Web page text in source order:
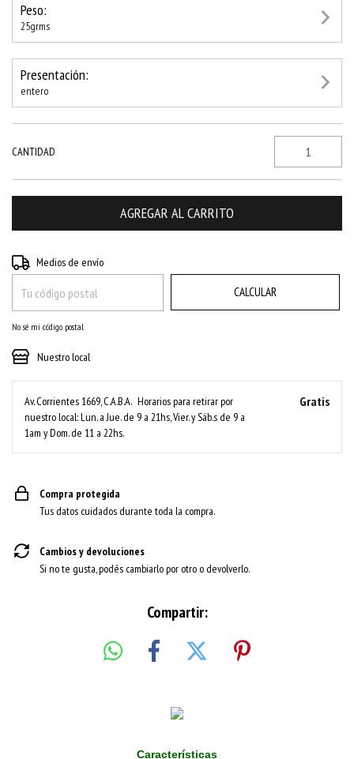
Peso:
25grms
Presentación:
entero
CANTIDAD
Entregas para el CP:
Medios de envío
CALCULAR
No sé mi código postal
Nuestro local
Av. Corrientes 1669, C.A.B.A. Horarios para retirar por
nuestro local: Lun. a Jue. de 9 a 21hs, Vier. y Sáb.s de 9 a
1am y Dom. de 11 a 22hs.
Gratis
Compra protegida
Tus datos cuidados durante toda la compra.
Cambios y devoluciones
Si no te gusta, podés cambiarlo por otro o devolverlo.
Compartir:
Características